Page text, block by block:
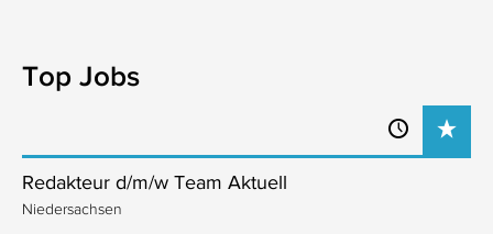
Top Jobs
Redakteur d/m/w Team Aktuell
Niedersachsen